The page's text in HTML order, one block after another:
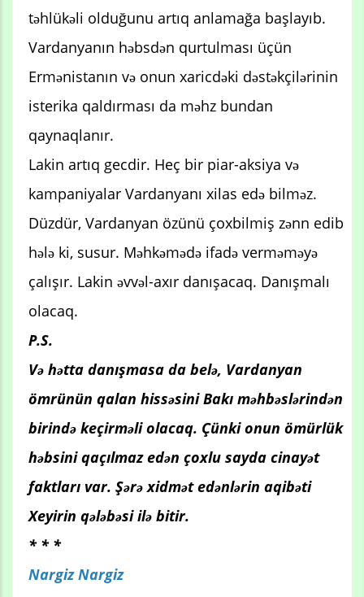
təhlükəli olduğunu artıq anlamağa başlayıb.
Vardanyanın həbsdən qurtulması üçün
Ermənistanın və onun xaricdəki dəstəkçilərinin
isterika qaldırması da məhz bundan
qaynaqlanır.
Lakin artıq gecdir. Heç bir piar-aksiya və
kampaniyalar Vardanyanı xilas edə bilməz.
Düzdür, Vardanyan özünü çoxbilmiş zənn edib
hələ ki, susur. Məhkəmədə ifadə verməməyə
çalışır. Lakin əvvəl-axır danışacaq. Danışmalı
olacaq.
P.S.
Və hətta danışmasa da belə, Vardanyan
ömrünün qalan hissəsini Bakı məhbəslərindən
birində keçirməli olacaq. Çünki onun ömürlük
həbsini qaçılmaz edən çoxlu sayda cinayət
faktları var. Şərə xidmət edənlərin aqibəti
Xeyirin qələbəsi ilə bitir.
* * *
Nargiz Nargiz